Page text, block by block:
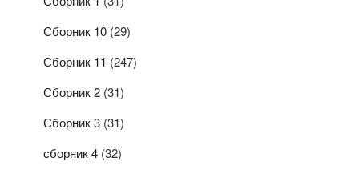
Сборник 10 (29)
Сборник 11 (247)
Сборник 2 (31)
Сборник 3 (31)
сборник 4 (32)